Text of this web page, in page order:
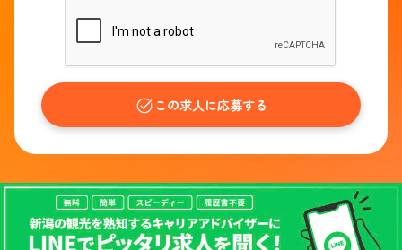
この求人に応募する